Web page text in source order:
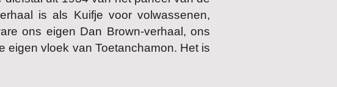
is als Kuifje voor volwassenen,
ons eigen Dan Brown-verhaal, ons
eigen vloek van Toetanchamon. Het is